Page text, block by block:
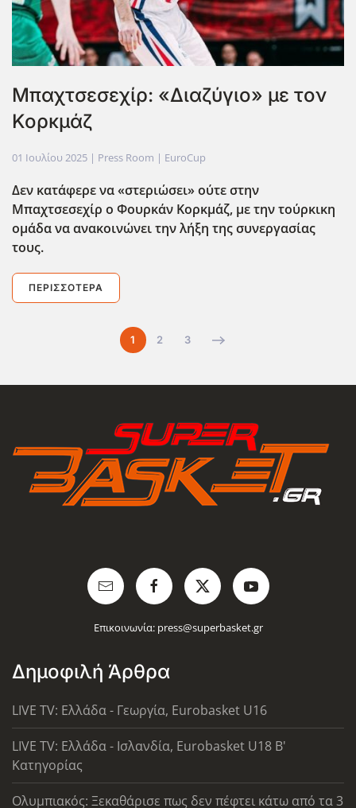
Μπαχτσεσεχίρ: «Διαζύγιο» με τον
Κορκμάζ
01 Ιουλίου 2025 | Press Room | EuroCup
Δεν κατάφερε να «στεριώσει» ούτε στην
Μπαχτσεσεχίρ ο Φουρκάν Κορκμάζ, με την τούρκικη
ομάδα να ανακοινώνει την λήξη της συνεργασίας
τους.
ΠΕΡΙΣΣΌΤΕΡΑ
1 2 3
Επικοινωνία: press@superbasket.gr
Δημοφιλή Άρθρα
LIVE TV: Ελλάδα - Γεωργία, Eurobasket U16
LIVE TV: Ελλάδα - Ισλανδία, Eurobasket U18 Β'
Κατηγορίας
Ολυμπιακός: Ξεκαθάρισε πως δεν πέφτει κάτω από τα 3